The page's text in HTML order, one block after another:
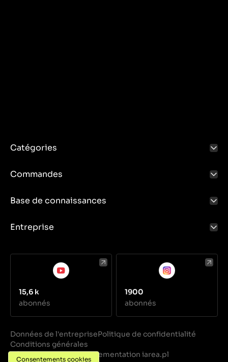
Catégories
Commandes
Base de connaissances
Entreprise
15,6 k
abonnés
1900
abonnés
Données de l'entreprisePolitique de confidentialité
Conditions générales
Réalisation
Implementation iarea.pl
Consentements cookies